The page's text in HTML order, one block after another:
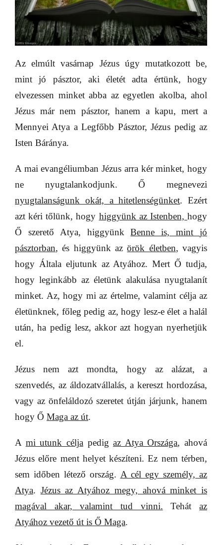
Az elmúlt vasárnap Jézus úgy mutatkozott be,
mint jó pásztor, aki életét adta értünk, hogy
elvezessen minket abba az egyetlen akolba, ahol
Jézus már nem pásztor, hanem a kapu, mert a
Mennyei Atya a Legfőbb Pásztor, Jézus pedig az
Isten Báránya.
A mai evangéliumban Jézus arra kér minket, hogy
ne nyugtalankodjunk. Ő megnevezi
nyugtalanságunk okát, a hitetlenségünket. Ezért
azt kéri tőlünk, hogy higgyünk az Istenben,hogy
Ő szerető Atya, higgyünkBenne is, mintjó
pásztorban, és higgyünk azörök életben, vagyis
hogy Általa eljutunk az Atyához. Mert Ő tudja,
hogy leginkább az életünk alakulása nyugtalanít
minket. Az, hogy mi az értelme, valamint célja az
életünknek, főleg pedig az, hogy lesz-e élet a halál
után, ha pedig lesz, akkor azt hogyan nyerhetjük
el.
Jézus nem azt mondta, hogy az alázat, a
szenvedés, az áldozatvállalás, a kereszt hordozása,
vagy az önfeláldozó szeretet útján járjunk, hanem
hogy Ő Maga az út.
A mi utunk célja pedigaz Atya Országa, ahová
Jézus előre ment helyet készíteni. Ez nem térben,
sem időben létező ország. A cél egy személy, az
Atya. Jézus az Atyához megy, ahová minket is
magával akar, valamint tud vinni. Tehátaz
Atyához vezető út is Ő Maga.